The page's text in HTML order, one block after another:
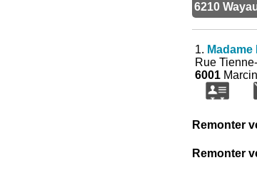
6210
1.
Rue
6001
Remonter
Remonter